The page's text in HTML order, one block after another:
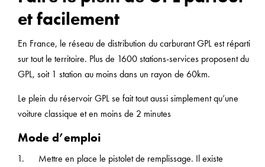
et facilement
En France, le réseau de distribution du carburant GPL est réparti
sur tout le territoire. Plus de 1600 stations-services proposent du
GPL, soit 1 station au moins dans un rayon de 60km.
Le plein du réservoir GPL se fait tout aussi simplement qu’une
voiture classique et en moins de 2 minutes
Mode d’emploi
Mettre en place le pistolet de remplissage. Il existe